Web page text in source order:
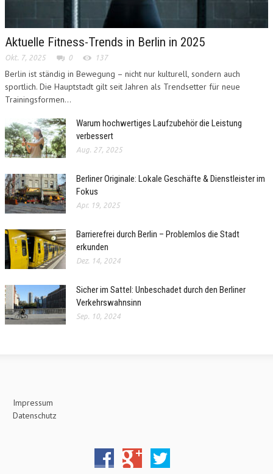
Aktuelle Fitness-Trends in Berlin in 2025
Okt. 7, 2025 0 137
Berlin ist ständig in Bewegung – nicht nur kulturell, sondern auch
sportlich. Die Hauptstadt gilt seit Jahren als Trendsetter für neue
Trainingsformen...
Warum hochwertiges Laufzubehör die Leistung
verbessert
Aug. 27, 2025
Berliner Originale: Lokale Geschäfte & Dienstleister im
Fokus
Apr. 19, 2025
Barrierefrei durch Berlin – Problemlos die Stadt
erkunden
Dez. 14, 2024
Sicher im Sattel: Unbeschadet durch den Berliner
Verkehrswahnsinn
Sep. 10, 2024
Impressum
Datenschutz